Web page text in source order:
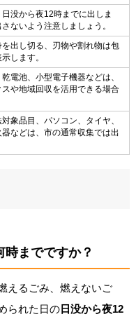
没から夜12時までに出しま
ないよう注意しましょう。
を出し切る、刃物や割れ物は包
します。
電池、小型電子機器などは、
や地域回収を活用できる場合
象品目、パソコン、タイヤ、
などは、市の通常収集では出
までですか？
えるごみ、燃えないご
られた日の日没から夜12